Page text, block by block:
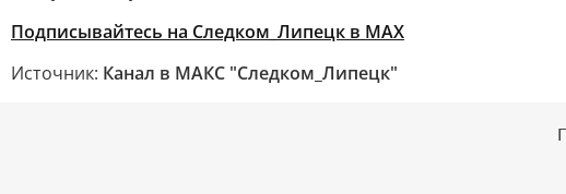
Подписывайтесь на Следком_Липецк в MAX
Источник: Канал в МАКС "Следком_Липецк"